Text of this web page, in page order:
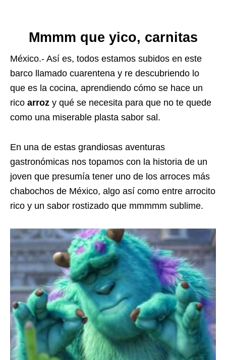
Mmmm que yico, carnitas
México.- Así es, todos estamos subidos en este
barco llamado cuarentena y re descubriendo lo
que es la cocina, aprendiendo cómo se hace un
rico arroz y qué se necesita para que no te quede
como una miserable plasta sabor sal.
En una de estas grandiosas aventuras
gastronómicas nos topamos con la historia de un
joven que presumía tener uno de los arroces más
chabochos de México, algo así como entre arrocito
rico y un sabor rostizado que mmmmm sublime.